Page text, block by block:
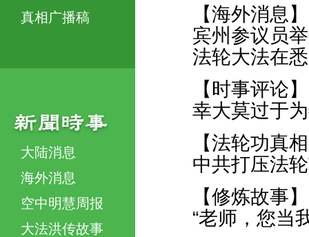
真相广播稿
大陆消息
海外消息
空中明慧周报
大法洪传故事
【海外消息】
宾州参议员
法轮大法在
【时事评论】
幸大莫过于
【法轮功真
中共打压法
【修炼故事】
“老师，您当